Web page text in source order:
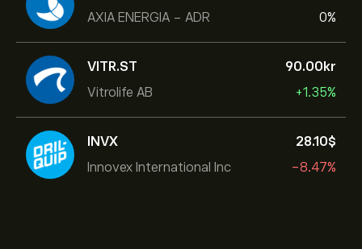
AXIA ENERGIA - ADR
0%
VITR.ST
Vitrolife AB
90.00‎kr‎
+1.35%
INVX
Innovex International Inc
28.10‎$‎
-8.47%